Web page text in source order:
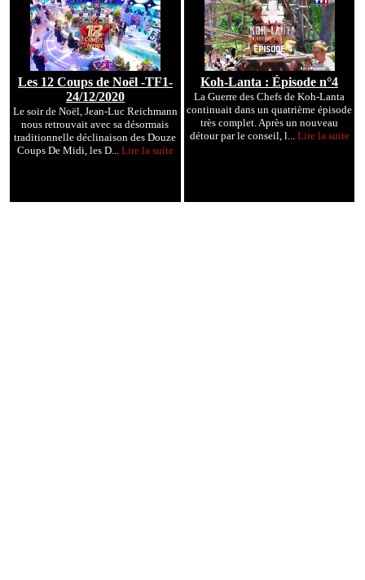
Les 12 Coups de Noël -TF1-
24/12/2020
Le soir de Noël, Jean-Luc Reichmann
nous retrouvait avec sa désormais
traditionnelle déclinaison des Douze
Coups De Midi, les D... Lire la suite
Koh-Lanta : Épisode n°4
La Guerre des Chefs de Koh-Lanta
continuait dans un quatrième épisode
très complet. Après un nouveau
détour par le conseil, l... Lire la suite